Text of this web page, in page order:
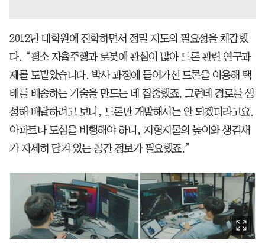
2012년 대학원에 진학하면서 정밀 지도의 필요성을 체감했
다. “평소 자율주행과 로봇에 관심이 많아 드론 관련 연구과
제를 도맡았습니다. 박사 과정에 들어가선 드론을 이용해 택
배를 배송하는 기술을 만드는 데 집중했죠. 그런데 경로를 생
성해 배달하려고 보니, 드론만 개발해서는 안 되겠더라고요.
아파트나 도심을 비행해야 하니, 지형지물의 높이와 생김새
가 자세히 담겨 있는 공간 정보가 필요했죠.”